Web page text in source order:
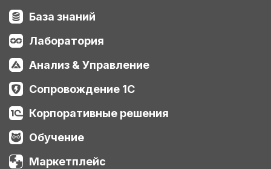
База знаний
Лаборатория
Анализ & Управление
Сопровождение 1С
Корпоративные решения
Обучение
Маркетплейс